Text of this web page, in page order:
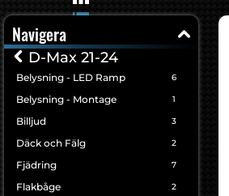
Navigera
D-Max 21-24
Belysning - LED Ramp 6
Belysning - Montage 1
Billjud 3
Däck och Fälg 2
Fjädring 7
Flakbåge 2